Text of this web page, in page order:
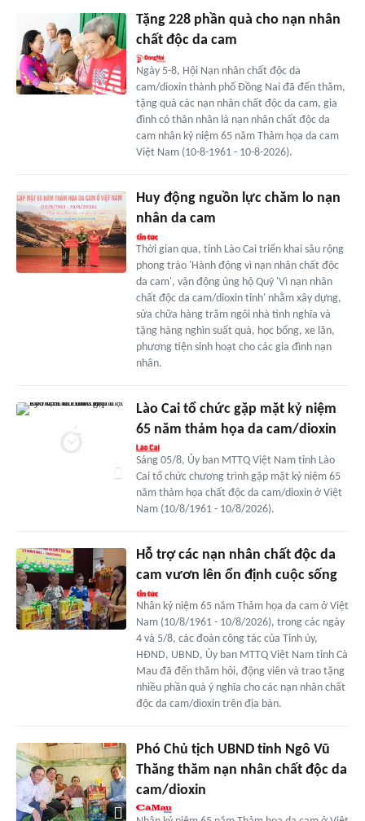
Tặng 228 phần quà cho nạn nhân
chất độc da cam
Ngày 5-8, Hội Nạn nhân chất độc da
cam/dioxin thành phố Đồng Nai đã đến thăm,
tặng quà các nạn nhân chất độc da cam, gia
đình có thân nhân là nạn nhân chất độc da
cam nhân kỷ niệm 65 năm Thảm họa da cam
Việt Nam (10-8-1961 - 10-8-2026).
Huy động nguồn lực chăm lo nạn
nhân da cam
Thời gian qua, tỉnh Lào Cai triển khai sâu rộng
phong trào 'Hành động vì nạn nhân chất độc
da cam', vận động ủng hộ Quỹ 'Vì nạn nhân
chất độc da cam/dioxin tỉnh' nhằm xây dựng,
sửa chữa hàng trăm ngôi nhà tình nghĩa và
tặng hàng nghìn suất quà, học bổng, xe lăn,
phương tiện sinh hoạt cho các gia đình nạn
nhân.
Lào Cai tổ chức gặp mặt kỷ niệm
65 năm thảm họa da cam/dioxin
Sáng 05/8, Ủy ban MTTQ Việt Nam tỉnh Lào
Cai tổ chức chương trình gặp mặt kỷ niệm 65
năm thảm họa chất độc da cam/dioxin ở Việt
Nam (10/8/1961 - 10/8/2026).
Hỗ trợ các nạn nhân chất độc da
cam vươn lên ổn định cuộc sống
Nhân kỷ niệm 65 năm Thảm họa da cam ở Việt
Nam (10/8/1961 - 10/8/2026), trong các ngày
4 và 5/8, các đoàn công tác của Tỉnh ủy,
HĐND, UBND, Ủy ban MTTQ Việt Nam tỉnh Cà
Mau đã đến thăm hỏi, động viên và trao tặng
nhiều phần quà ý nghĩa cho các nạn nhân chất
độc da cam/dioxin trên địa bàn.
Phó Chủ tịch UBND tỉnh Ngô Vũ
Thăng thăm nạn nhân chất độc da
cam/dioxin